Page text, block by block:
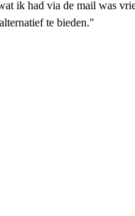
ik had via de mail was
te bieden."